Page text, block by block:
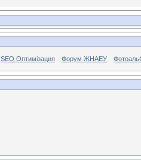
SEO Оптимізация Форум ЖНАЕУ